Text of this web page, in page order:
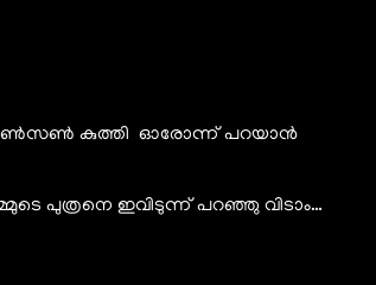
കുത്തി ഓരോന്ന് പറയാൻ
പുത്രനെ ഇവിടുന്ന് പറഞ്ഞു വിടാം…